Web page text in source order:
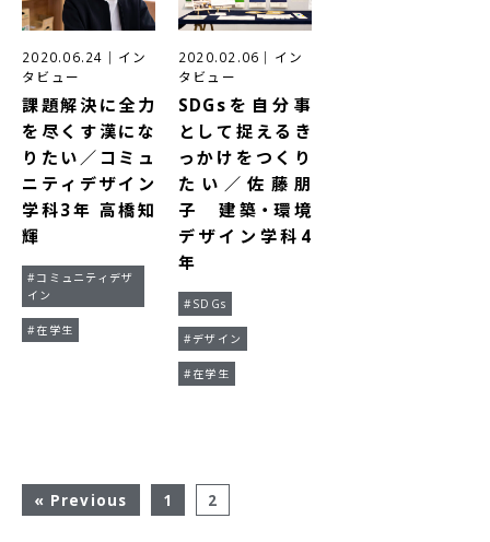
2020.06.24 ｜ イン
タビュー
課題解決に全力
を尽くす漢にな
りたい／コミュ
ニティデザイン
学科3年 高橋知
輝
#コミュニティデザ
イン
#在学生
2020.02.06 ｜ イン
タビュー
SDGsを自分事
として捉えるき
っかけをつくり
たい／佐藤朋
子 建築・環境
デザイン学科4
年
#SDGs
#デザイン
#在学生
« Previous 1 2